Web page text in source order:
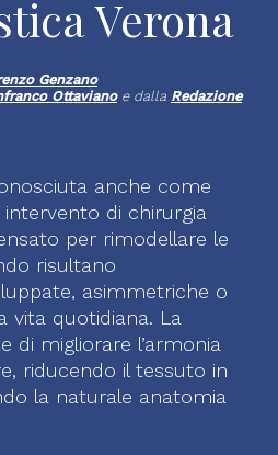
Verona
Genzano
Ottavianoe dalla Redazione
anche come
intervento di chirurgia
per rimodellare le
risultano
asimmetriche o
vita quotidiana. La
di migliorare l’armonia
riducendo il tessuto in
la naturale anatomia